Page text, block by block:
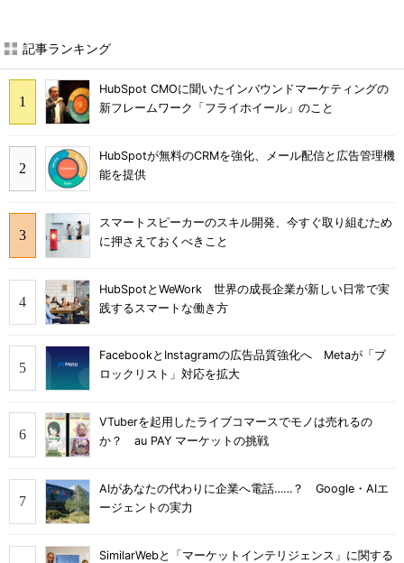
記事ランキング
HubSpot CMOに聞いたインバウンドマーケティングの
新フレームワーク「フライホイール」のこと
HubSpotが無料のCRMを強化、メール配信と広告管理機
能を提供
スマートスピーカーのスキル開発、今すぐ取り組むため
に押さえておくべきこと
HubSpotとWeWork 世界の成長企業が新しい日常で実
践するスマートな働き方
FacebookとInstagramの広告品質強化へ Metaが「ブ
ロックリスト」対応を拡大
VTuberを起用したライブコマースでモノは売れるの
か？ au PAY マーケットの挑戦
AIがあなたの代わりに企業へ電話……？ Google・AIエ
ージェントの実力
SimilarWebと「マーケットインテリジェンス」に関する